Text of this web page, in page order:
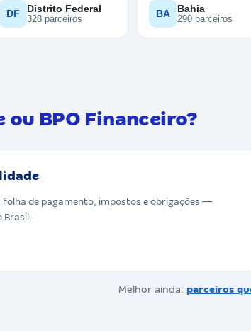
DF Distrito Federal
328 parceiros BA Bahia
290 parceiros
BPO Financeiro?
folha de pagamento, impostos e obrigações —
Melhor ainda: parceiros